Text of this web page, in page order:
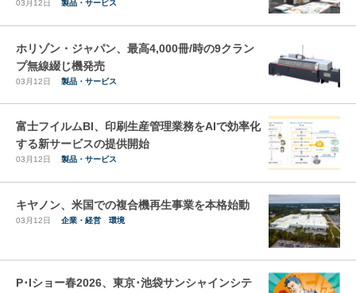
03月12日 製品・サービス
ホリゾン・ジャパン、最高4,000冊/時の9クラン
プ無線綴じ機発売
03月12日 製品・サービス
富士フイルムBI、印刷生産管理業務をAIで効率化
する新サービスの提供開始
03月12日 製品・サービス
キヤノン、米国での複合機再生事業を本格始動
03月12日 企業・経営 環境
P･Iショー春2026、東京･池袋サンシャインシテ